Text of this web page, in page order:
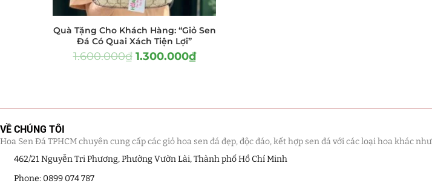
Tiểu Cảnh Lan Sen Đá (63)
Hoa Ngày Lễ 8/3 (38)
Hoa Tặng 14/2 (16)
Quà Noel - Quà Giáng Sinh
(41)
Quà Tặng Cho Khách Hàng: “Giỏ Sen
Đá Có Quai Xách Tiện Lợi”
1.600.000₫ 1.300.000₫
VỀ CHÚNG TÔI
Hoa Sen Đá TPHCM chuyên cung cấp các giỏ hoa sen đá đẹp, độc đáo, kết hợp sen đá với các loại hoa khác
462/21 Nguyễn Tri Phương, Phường Vườn Lài, Thành phố Hồ Chí Minh
Phone: 0899 074 787